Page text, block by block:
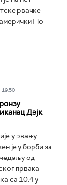
рвачке
Flo
19:50
Дeјк
у рвању
је у борби за
од
првака
са 10:4 у